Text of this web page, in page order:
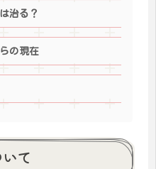
治る？
の現在
て